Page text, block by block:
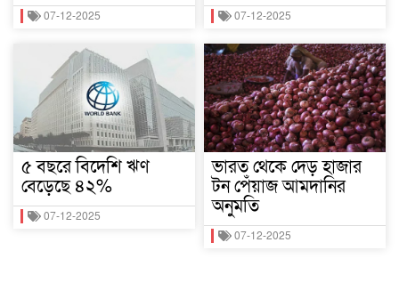
07-12-2025
৫ বছরে বিদেশি ঋণ
বেড়েছে ৪২%
07-12-2025
07-12-2025
ভারত থেকে দেড় হাজার
টন পেঁয়াজ আমদানির
অনুমতি
07-12-2025